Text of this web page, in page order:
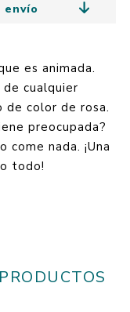
envío
es animada.
cualquier
de color de rosa.
preocupada?
come nada. ¡Una
todo!